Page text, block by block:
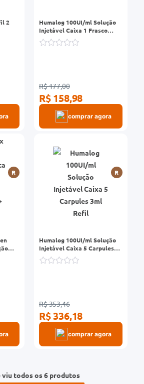
2
Humalog 100UI/ml Solução
Injetável Caixa 1 Frasco
Ampola 10ml
R$ 177,00
R$ 158,98
comprar agora
R R
Humalog 100UI/ml Solução
Injetável Caixa 5 Carpules
3ml Refil
R$ 353,46
R$ 336,18
comprar agora
viu todos os 6